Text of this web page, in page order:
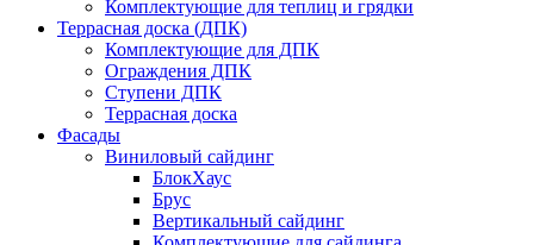
Комплектующие для теплиц и грядки
Террасная доска (ДПК)
Комплектующие для ДПК
Ограждения ДПК
Ступени ДПК
Террасная доска
Фасады
Виниловый сайдинг
БлокХаус
Брус
Вертикальный сайдинг